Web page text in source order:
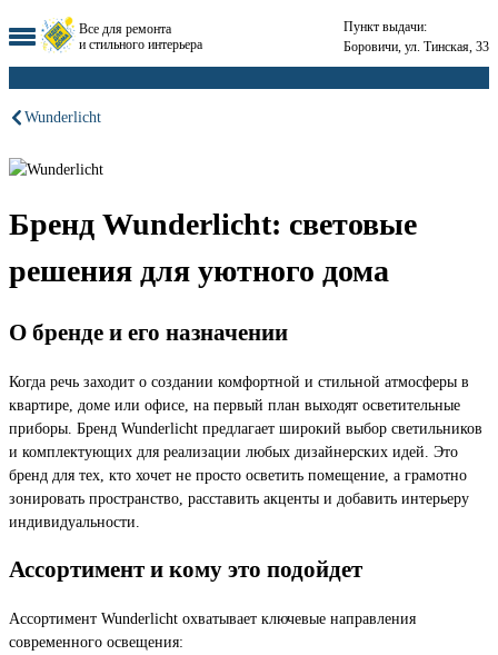
Все для ремонта
и стильного интерьера
Пункт выдачи:
Боровичи, ул. Тинская, 33
Wunderlicht
Бренд Wunderlicht: световые
решения для уютного дома
О бренде и его назначении
Когда речь заходит о создании комфортной и стильной атмосферы в
квартире, доме или офисе, на первый план выходят осветительные
приборы. Бренд Wunderlicht предлагает широкий выбор светильников
и комплектующих для реализации любых дизайнерских идей. Это
бренд для тех, кто хочет не просто осветить помещение, а грамотно
зонировать пространство, расставить акценты и добавить интерьеру
индивидуальности.
Ассортимент и кому это подойдет
Ассортимент Wunderlicht охватывает ключевые направления
современного освещения: